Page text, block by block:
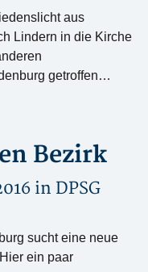
aus
Lindern in die Kirche
getroffen…
Bezirk
in DPSG
sucht eine neue
ein paar